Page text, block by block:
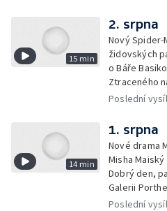
Kulturní tipy
15 min
2. srpna
Nový
židovských
o Báře
Ztraceného
zprávy z
Poslední
14 min
1. srpna
Nové drama
Misha
Dobrý den,
Galerii
filmu Na
Poslední